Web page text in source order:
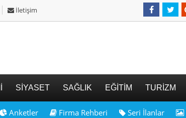
İletişim
SİYASET SAĞLIK EĞİTİM TURİZM
Anketler Firma Rehberi Seri İlanlar